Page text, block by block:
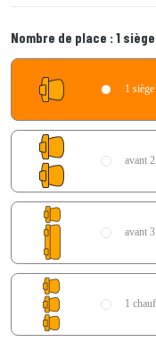
Nombre de place : 1
1
avant
avant
1